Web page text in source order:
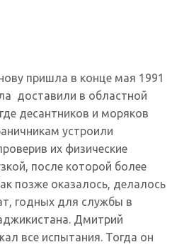
пришла в конце мая 1991
доставили в областной
десантников и моряков
устроили
их физические
после которой более
позже оказалось, делалось
годных для службы в
Дмитрий
все испытания. Тогда он